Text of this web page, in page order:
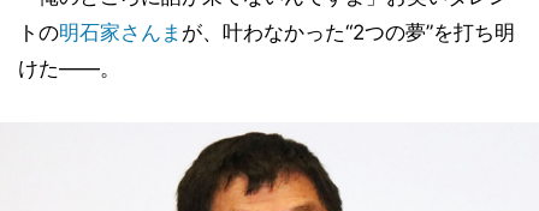
トの明石家さんま が、叶わなかった“2つの夢”を打ち明
けた――。